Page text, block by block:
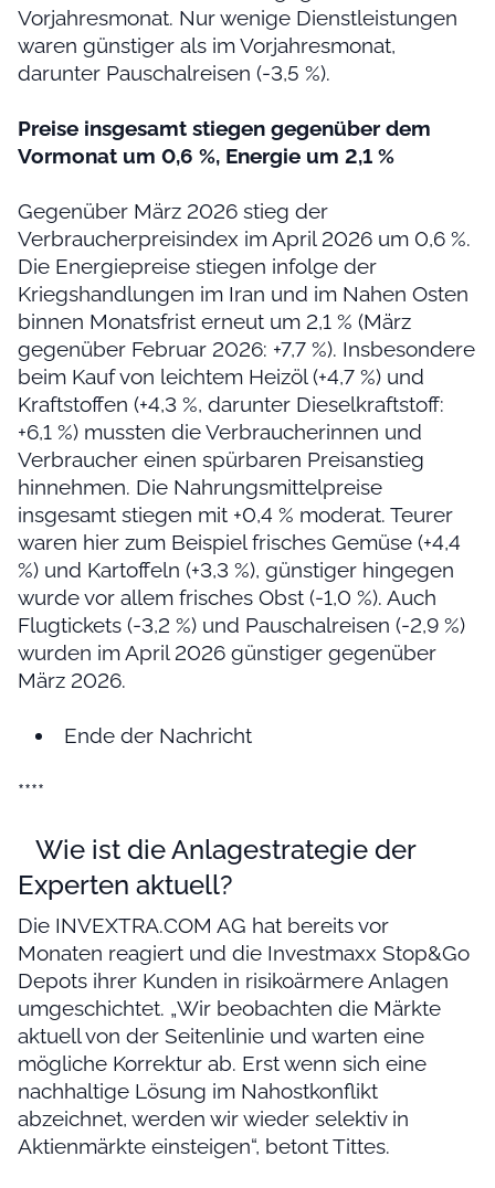
Vorjahresmonat. Nur wenige Dienstleistungen
waren günstiger als im Vorjahresmonat,
darunter Pauschalreisen (-3,5 %).
Preise insgesamt stiegen gegenüber dem
Vormonat um 0,6 %, Energie um 2,1 %
Gegenüber März 2026 stieg der
Verbraucherpreisindex im April 2026 um 0,6 %.
Die Energiepreise stiegen infolge der
Kriegshandlungen im Iran und im Nahen Osten
binnen Monatsfrist erneut um 2,1 % (März
gegenüber Februar 2026: +7,7 %). Insbesondere
beim Kauf von leichtem Heizöl (+4,7 %) und
Kraftstoffen (+4,3 %, darunter Dieselkraftstoff:
+6,1 %) mussten die Verbraucherinnen und
Verbraucher einen spürbaren Preisanstieg
hinnehmen. Die Nahrungsmittelpreise
insgesamt stiegen mit +0,4 % moderat. Teurer
waren hier zum Beispiel frisches Gemüse (+4,4
%) und Kartoffeln (+3,3 %), günstiger hingegen
wurde vor allem frisches Obst (-1,0 %). Auch
Flugtickets (-3,2 %) und Pauschalreisen (-2,9 %)
wurden im April 2026 günstiger gegenüber
März 2026.
Ende der Nachricht
****
Wie ist die Anlagestrategie der
Experten aktuell?
Die INVEXTRA.COM AG hat bereits vor
Monaten reagiert und die Investmaxx Stop&Go
Depots ihrer Kunden in risikoärmere Anlagen
umgeschichtet. „Wir beobachten die Märkte
aktuell von der Seitenlinie und warten eine
mögliche Korrektur ab. Erst wenn sich eine
nachhaltige Lösung im Nahostkonflikt
abzeichnet, werden wir wieder selektiv in
Aktienmärkte einsteigen“, betont Tittes.